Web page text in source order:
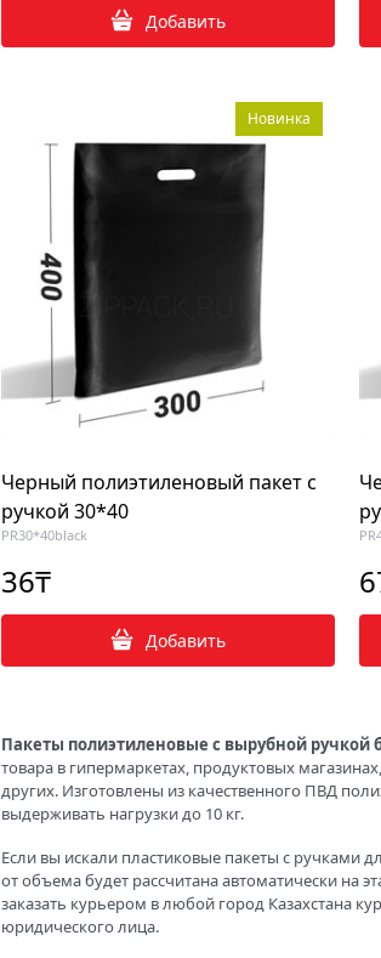
Добавить
Черный полиэтиленовый пакет с
ручкой 30*40
PR30*40black
Новинка
36₸
Добавить
Пакеты полиэтиленовые с вырубной
товара в гипермаркетах, продуктовых
других. Изготовлены из качественного ПВД
выдерживать нагрузки до 10 кг.
Если вы искали пластиковые пакеты с ручками
от объема будет рассчитана автоматически на
заказать курьером в любой город Казахстана
юридического лица.